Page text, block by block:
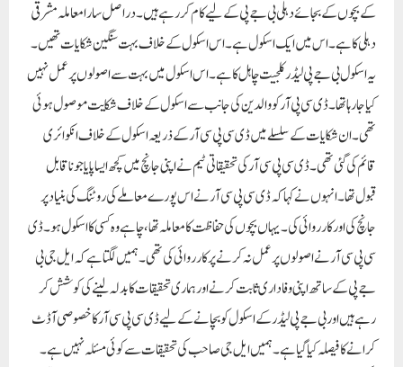
کے بچوں کے بجائے دہلی بی جے پی کے لیے کام کر رہے ہیں۔ دراصل سارا معاملہ مشرقی
دہلی کا ہے۔اس میں ایک اسکول ہے۔ اس اسکول کے خلاف بہت سنگین شکایات تھیں۔
یہ اسکول بی جے پی لیڈر کلجیت چاہل کا ہے۔ اس اسکول میں بہت سے اصولوں پر عمل نہیں
کیا جا رہا تھا۔ ڈی سی پی آر کو والدین کی جانب سے اسکول کے خلاف شکایت موصول ہوئی
تھی۔ ان شکایات کے سلسلے میں ڈی سی پی سی آر کے ذریعہ اسکول کے خلاف انکوائری
قائم کی گئی تھی۔ڈی سی پی سی آر کی تحقیقاتی ٹیم نے اپنی جانچ میں کچھ ایسا پایا جو ناقابل
قبول تھا۔انہوں نے کہا کہ ڈی سی پی سی آر نے اس پورے معاملے کی روٹنگ کی بنیاد پر
جانچ کی اور کارروائی کی۔ یہاں بچوں کی حفاظت کا معاملہ تھا، چاہے وہ کسی کا اسکول ہو۔ ڈی
سی پی سی آر نے اصولوں پر عمل نہ کرنے پر کارروائی کی تھی۔ ہمیں لگتا ہے کہ ایل جی بی
جے پی کے ساتھ اپنی وفاداری ثابت کرنے اور ہماری تحقیقات کا بدلہ لینے کی کوشش کر
رہے ہیں اور بی جے پی لیڈر کے اسکول کو بچانے کے لیے ڈی سی پی سی آر کا خصوصی آڈٹ
کرانے کا فیصلہ کیا گیا ہے۔ ہمیں ایل جی صاحب کی تحقیقات سے کوئی مسئلہ نہیں ہے۔